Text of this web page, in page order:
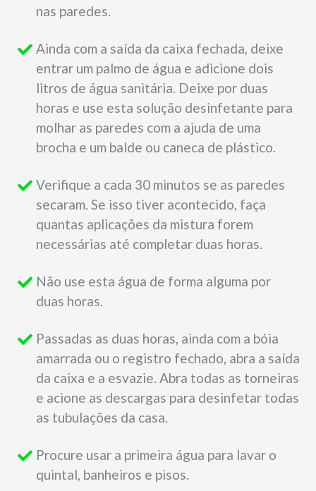
nas paredes.
Ainda com a saída da caixa fechada, deixe
entrar um palmo de água e adicione dois
litros de água sanitária. Deixe por duas
horas e use esta solução desinfetante para
molhar as paredes com a ajuda de uma
brocha e um balde ou caneca de plástico.
Verifique a cada 30 minutos se as paredes
secaram. Se isso tiver acontecido, faça
quantas aplicações da mistura forem
necessárias até completar duas horas.
Não use esta água de forma alguma por
duas horas.
Passadas as duas horas, ainda com a bóia
amarrada ou o registro fechado, abra a saída
da caixa e a esvazie. Abra todas as torneiras
e acione as descargas para desinfetar todas
as tubulações da casa.
Procure usar a primeira água para lavar o
quintal, banheiros e pisos.